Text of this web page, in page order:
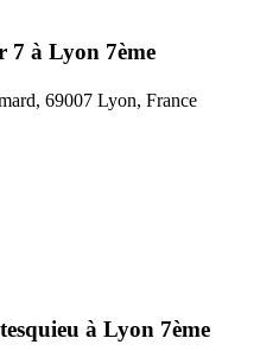
7 à Lyon 7ème
69007 Lyon, France
à Lyon 7ème